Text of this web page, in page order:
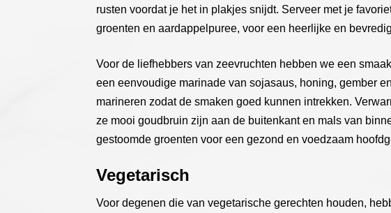
rusten voordat je het in plakjes snijdt. Serveer met je
groenten en aardappelpuree, voor een heerlijke en
Voor de liefhebbers van zeevruchten hebben we een
een eenvoudige marinade van sojasaus, honing, gember
marineren zodat de smaken goed kunnen intrekken.
ze mooi goudbruin zijn aan de buitenkant en mals van
gestoomde groenten voor een gezond en voedzaam
Vegetarisch
Voor degenen die van vegetarische gerechten houden,